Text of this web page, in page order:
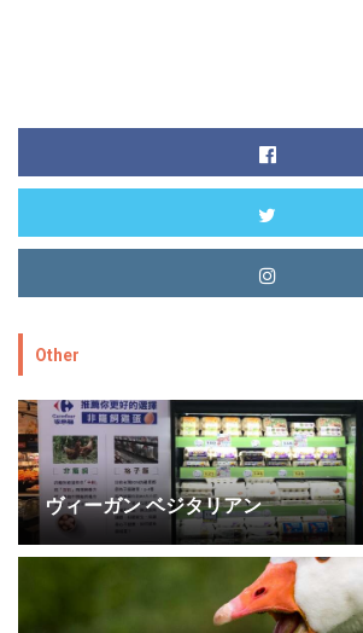
Other
ヴィーガン ベジタリアン